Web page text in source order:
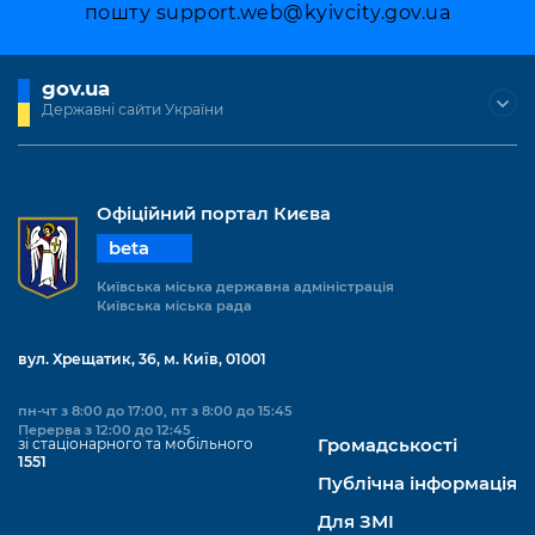
Підприємства, установи, організації
Kyiv International Relations
Річні звіти
Безбар'єрність
Київська міська військова адміністрація
Безбар'єрність
Важливе під час воєнного стану
Уряд» – місцевий рівень»
Про відкриті дані
Публічні дашборди
пошту support.web@kyivcity.gov.ua
gov.ua
Державні сайти України
Офіційний портал Києва
beta
Київська міська державна адміністрація
Київська міська рада
вул. Хрещатик, 36, м. Київ, 01001
пн-чт з 8:00 до 17:00, пт з 8:00 до 15:45
Перерва з 12:00 до 12:45
зі стаціонарного та мобільного
1551
Громадськості
Публічна інформація
Для ЗМІ